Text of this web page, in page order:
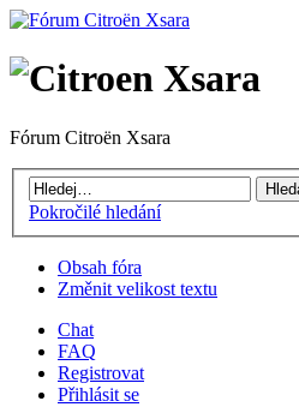
Fórum Citroën Xsara
Pokročilé hledání
Obsah fóra
Změnit velikost textu
Chat
FAQ
Registrovat
Přihlásit se